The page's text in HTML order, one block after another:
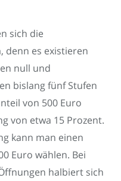
sich die
denn es existieren
null und
bislang fünf Stufen
von 500 Euro
von etwa 15 Prozent.
kann man einen
Euro wählen. Bei
halbiert sich